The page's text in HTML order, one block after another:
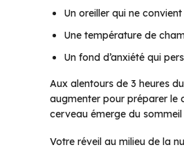
Un oreiller qui ne
Une température de
Un fond d’anxiété qui
Aux alentours de 3 heures
augmenter pour préparer le
cerveau émerge du sommeil
Votre réveil au milieu de la